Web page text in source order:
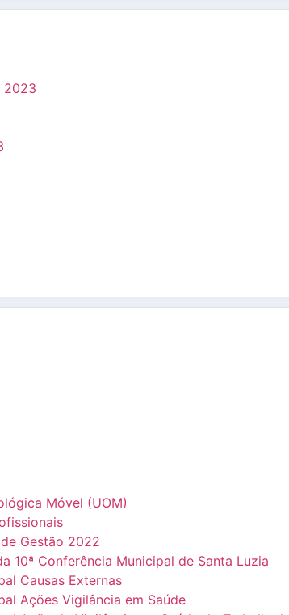
2023
Móvel (UOM)
Gestão 2022
10ª Conferência Municipal de Santa Luzia
Causas Externas
Ações Vigilância em Saúde